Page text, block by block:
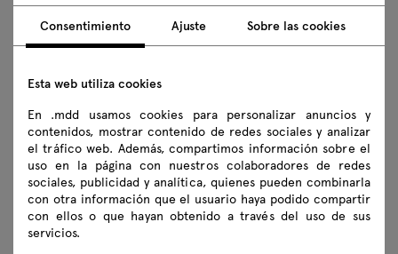
Normas de seguridad
obj
skp BIM Revit
Instrucciones de montaje
N1N08K
Consentimiento Ajuste Sobre las cookies
Esta web utiliza cookies
En .mdd usamos cookies para personalizar anuncios y
contenidos, mostrar contenido de redes sociales y analizar
el tráfico web. Además, compartimos información sobre el
uso en la página con nuestros colaboradores de redes
sociales, publicidad y analítica, quienes pueden combinarla
con otra información que el usuario haya podido compartir
con ellos o que hayan obtenido a través del uso de sus
servicios.